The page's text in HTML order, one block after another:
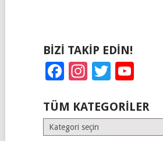
BIZI TAKIP EDIN!
Facebook
Instagram
Twitter
TÜM KATEGORILER
Tüm
Kategoriler